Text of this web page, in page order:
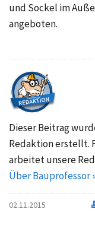
und Sockel im
angeboten.
Dieser Beitrag
Redaktion erstellt.
arbeitet unsere
Über Bauprofessor
02.11.2015